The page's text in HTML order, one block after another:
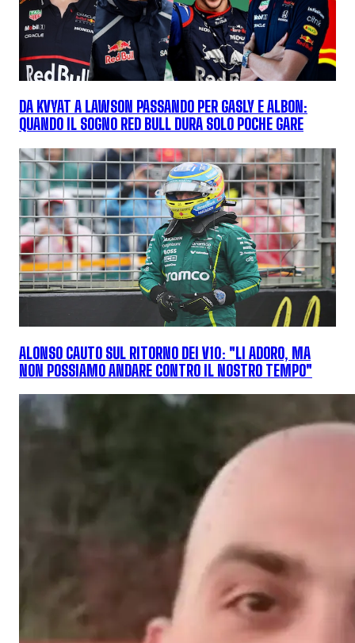
DA KVYAT A LAWSON PASSANDO PER GASLY E ALBON:
QUANDO IL SOGNO RED BULL DURA SOLO POCHE GARE
ALONSO CAUTO SUL RITORNO DEI V10: "LI ADORO, MA
NON POSSIAMO ANDARE CONTRO IL NOSTRO TEMPO"